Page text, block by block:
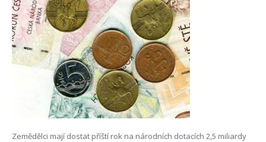
Zemědělci mají dostat příští rok na národních dotacích 2,5 miliardy